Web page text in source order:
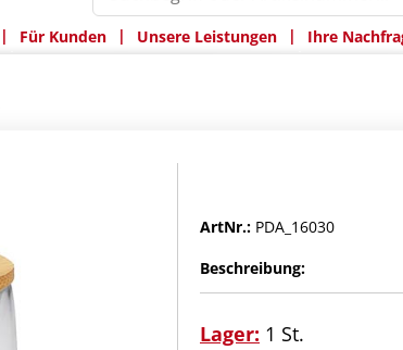
| Für Kunden | Unsere Leistungen | Ihre
ArtNr.: PDA_16030
Beschreibung:
Lager: 1 St.